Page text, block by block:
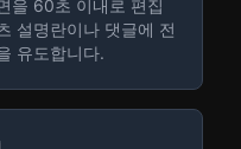
을 60초 이내로 편집
설명란이나 댓글에 전
유도합니다.